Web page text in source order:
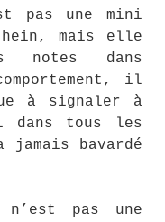
pas une mini
mais elle
notes dans
il
à signaler à
dans tous les
jamais bavardé
n’est pas une